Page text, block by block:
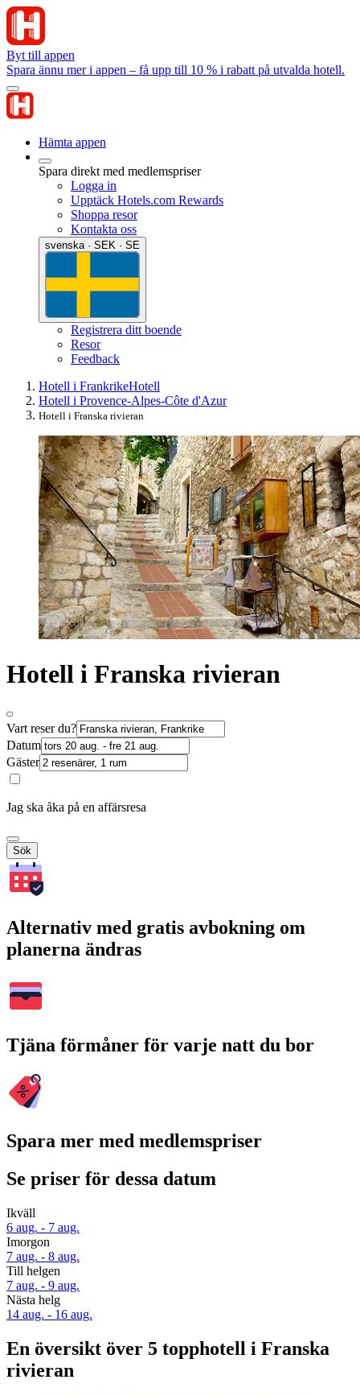
Byt till appen
Spara ännu mer i appen – få upp till 10 % i rabatt på utvalda hotell.
Hämta appen
Spara direkt med medlemspriser
Logga in
Upptäck Hotels.com Rewards
Shoppa resor
Kontakta oss
svenska · SEK · SE
Registrera ditt boende
Resor
Feedback
Hotell i FrankrikeHotell
Hotell i Provence-Alpes-Côte d'Azur
Hotell i Franska rivieran
Hotell i Franska rivieran
Vart reser du?
Datum
Gäster
Jag ska åka på en affärsresa
Sök
Alternativ med gratis avbokning om
planerna ändras
Tjäna förmåner för varje natt du bor
Spara mer med medlemspriser
Se priser för dessa datum
Ikväll
6 aug. - 7 aug.
Imorgon
7 aug. - 8 aug.
Till helgen
7 aug. - 9 aug.
Nästa helg
14 aug. - 16 aug.
En översikt över 5 topphotell i Franska
rivieran